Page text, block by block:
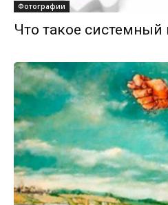
Фотографии
Что такое системный